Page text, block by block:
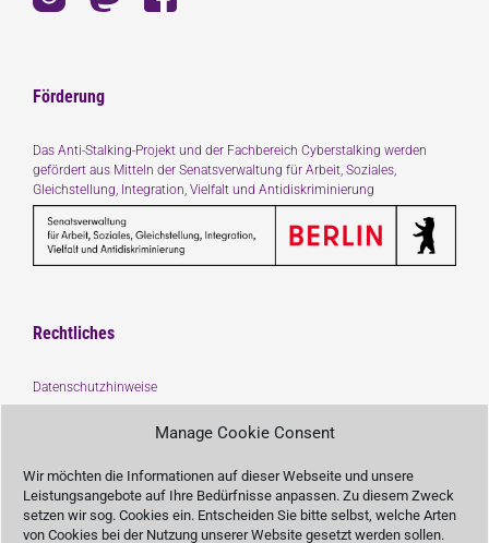
Manage Cookie Consent
Wir möchten die Informationen auf dieser Webseite und unsere
Leistungsangebote auf Ihre Bedürfnisse anpassen. Zu diesem Zweck
setzen wir sog. Cookies ein. Entscheiden Sie bitte selbst, welche Arten
von Cookies bei der Nutzung unserer Website gesetzt werden sollen.
Förderung
Das Anti-Stalking-Projekt und der Fachbereich Cyberstalking werden
gefördert aus Mitteln der Senatsverwaltung für Arbeit, Soziales,
Gleichstellung, Integration, Vielfalt und Antidiskriminierung
Rechtliches
Datenschutzhinweise
Träger :